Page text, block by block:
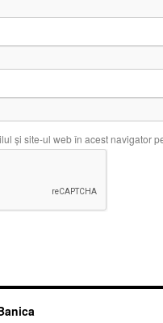
și site-ul web în acest navigator